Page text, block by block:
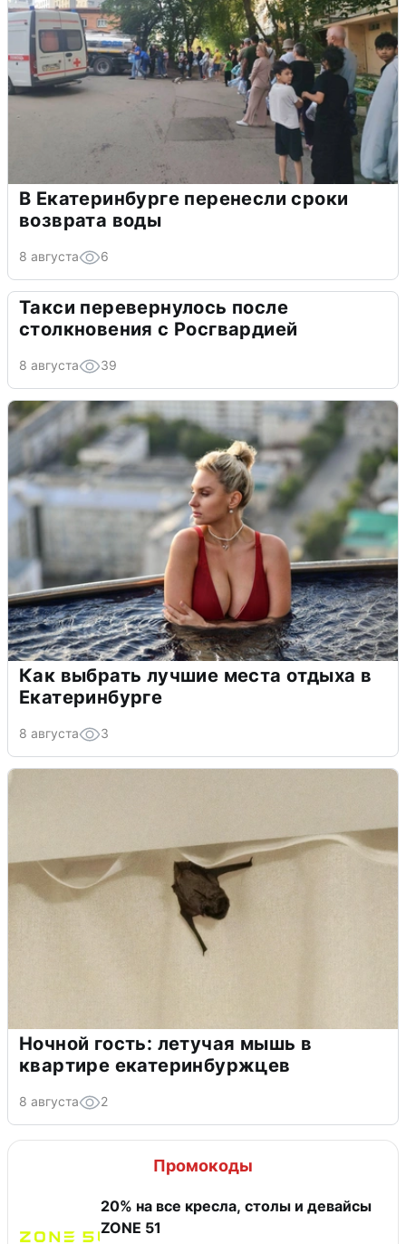
В Екатеринбурге перенесли сроки
возврата воды
8 августа 6
Такси перевернулось после
столкновения с Росгвардией
8 августа 39
Как выбрать лучшие места отдыха в
Екатеринбурге
8 августа 3
Ночной гость: летучая мышь в
квартире екатеринбуржцев
8 августа 2
Промокоды
20% на все кресла, столы и девайсы
ZONE 51